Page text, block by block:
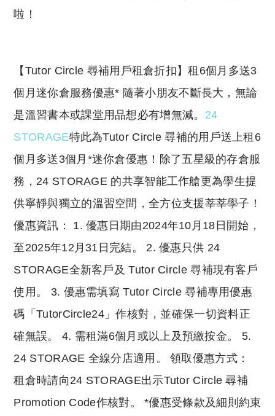
啦！
​【Tutor Circle 尋補用戶租倉折扣】租6個月多送3
個月迷你倉服務優惠* 隨著小朋友不斷長大，無論
是溫習書本或課堂用品想必有增無減。 24
STORAGE特此為Tutor Circle 尋補的用戶送上租6
個月多送3個月*迷你倉優惠！除了五星級的存倉服
務，24 STORAGE 的共享智能工作艙更為學生提
供寧靜與獨立的溫習空間，全方位支援莘莘學子！
優惠資訊： 1. 優惠日期由2024年10月18日開始，
至2025年12月31日完結。 2. 優惠只供 24
STORAGE全新客戶及 Tutor Circle 尋補現有客戶
使用。 3. 優惠需填寫 Tutor Circle 尋補專用優惠
碼「TutorCircle24」作核對，並確保一切資料正
確無誤。 4. 需租滿6個月或以上及預繳按金。 5.
24 STORAGE 全線分店適用。 領取優惠方式：
租倉時請向24 STORAGE出示Tutor Circle 尋補
Promotion Code作核對。 *優惠受條款及細則約束